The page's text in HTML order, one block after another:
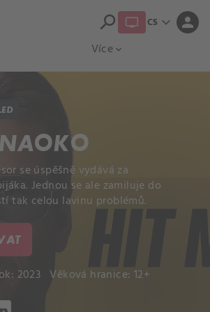
Více expand_more
search CS expand_more person
se úspěšně vydává za
Jednou se ale zamiluje do
tak celou lavinu problémů.
2023 Věková hranice: 12+